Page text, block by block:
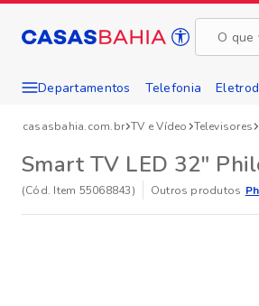
para
principal
Página inicial da Casas Bahia
Departamentos Telefonia
casasbahia.com.br TV e Vídeo Televisores
Smart TV LED 32"
(Cód. Item 55068843) Outros produtos